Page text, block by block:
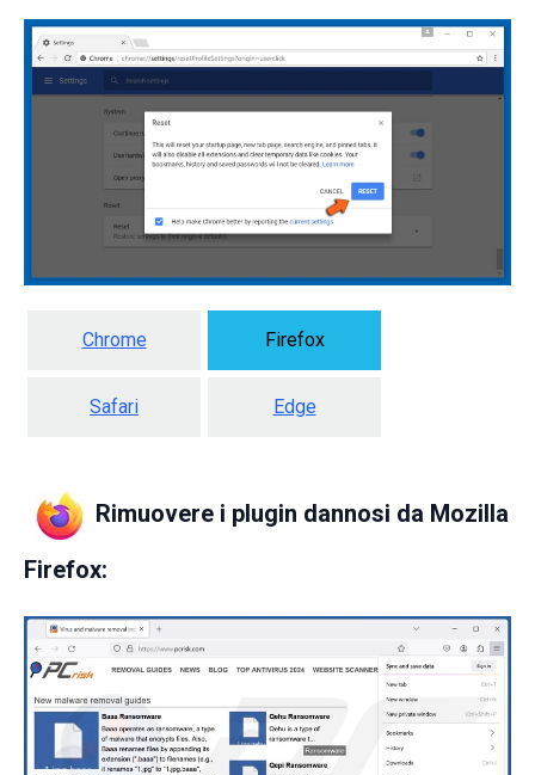
Chrome Firefox
Safari Edge
Rimuovere i plugin dannosi da Mozilla
Firefox: